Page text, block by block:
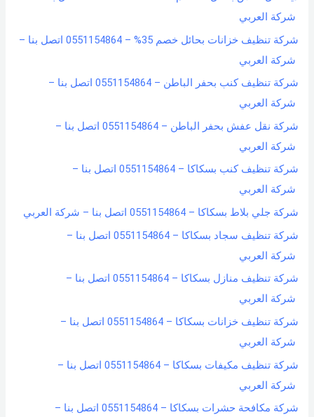
شركة العربي
شركة تنظيف خزانات بحائل خصم 35% – 0551154864 اتصل بنا –
شركة العربي
شركة تنظيف كنب بحفر الباطن – 0551154864 اتصل بنا –
شركة العربي
شركة نقل عفش بحفر الباطن – 0551154864 اتصل بنا –
شركة العربي
شركة تنظيف كنب بسكاكا – 0551154864 اتصل بنا –
شركة العربي
شركة جلي بلاط بسكاكا – 0551154864 اتصل بنا – شركة العربي
شركة تنظيف سجاد بسكاكا – 0551154864 اتصل بنا –
شركة العربي
شركة تنظيف منازل بسكاكا – 0551154864 اتصل بنا –
شركة العربي
شركة تنظيف خزانات بسكاكا – 0551154864 اتصل بنا –
شركة العربي
شركة تنظيف مكيفات بسكاكا – 0551154864 اتصل بنا –
شركة العربي
شركة مكافحة حشرات بسكاكا – 0551154864 اتصل بنا –